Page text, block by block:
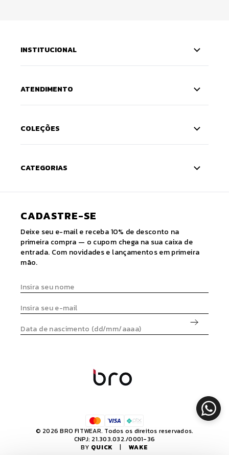
INSTITUCIONAL
ATENDIMENTO
COLEÇÕES
CATEGORIAS
CADASTRE-SE
Deixe seu e-mail e receba 10% de desconto na
primeira compra — o cupom chega na sua caixa de
entrada. Com novidades e lançamentos em primeira
mão.
© 2026 BRO FITWEAR. Todos os direitos reservados.
CNPJ: 21.303.032./0001-36
BY QUICK | WAKE